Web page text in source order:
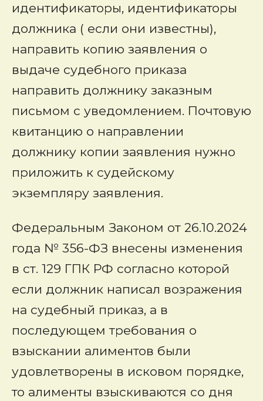
идентификаторы, идентификаторы
должника ( если они известны),
направить копию заявления о
выдаче судебного приказа
направить должнику заказным
письмом с уведомлением. Почтовую
квитанцию о направлении
должнику копии заявления нужно
приложить к судейскому
экземпляру заявления.
Федеральным Законом от 26.10.2024
года № 356-ФЗ внесены изменения
в ст. 129 ГПК РФ согласно которой
если должник написал возражения
на судебный приказ, а в
последующем требования о
взыскании алиментов были
удовлетворены в исковом порядке,
то алименты взыскиваются со дня